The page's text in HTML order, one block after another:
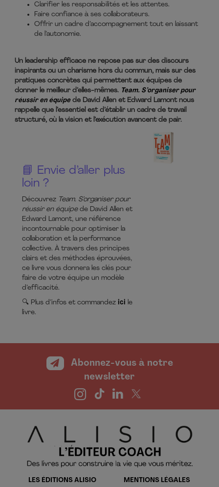
Clarifier les responsabilités et les attentes.
Faire confiance à ses collaborateurs.
Offrir un cadre d’accompagnement tout en laissant
de l’autonomie.
Un leadership efficace ne repose pas sur des discours
inspirants ou un charisme hors du commun, mais sur des
pratiques concrètes qui permettent aux équipes de
donner le meilleur d’elles-mêmes. Team. S’organiser pour
réussir en équipede David Allen et Edward Lamont nous
rappelle que l’essentiel est d’établir un cadre de travail
structuré, où la vision et l’exécution avancent de pair.
📘 Envie d’aller plus
loin ?
Découvrez Team. S’organiser pour
réussir en équipede David Allen et
Edward Lamont, une référence
incontournable pour optimiser la
collaboration et la performance
collective. À travers des principes
clairs et des méthodes éprouvées,
ce livre vous donnera les clés pour
faire de votre équipe un modèle
d’efficacité.
🔍 Plus d’infos et commandez ici le
livre.
Abonnez-vous à notre
newsletter
LES ÉDITIONS ALISIO MENTIONS LÉGALES